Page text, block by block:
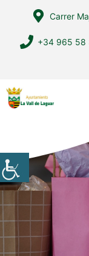
contenido
Carrer
+34 965 58